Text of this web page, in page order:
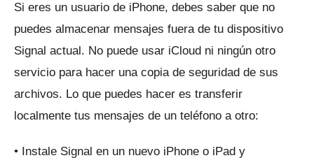
Si eres un usuario de iPhone, debes saber que no
puedes almacenar mensajes fuera de tu dispositivo
Signal actual. No puede usar iCloud ni ningún otro
servicio para hacer una copia de seguridad de sus
archivos. Lo que puedes hacer es transferir
localmente tus mensajes de un teléfono a otro:
• Instale Signal en un nuevo iPhone o iPad y